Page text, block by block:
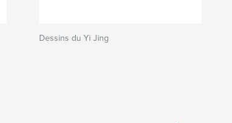
Dessins du Yi Jing